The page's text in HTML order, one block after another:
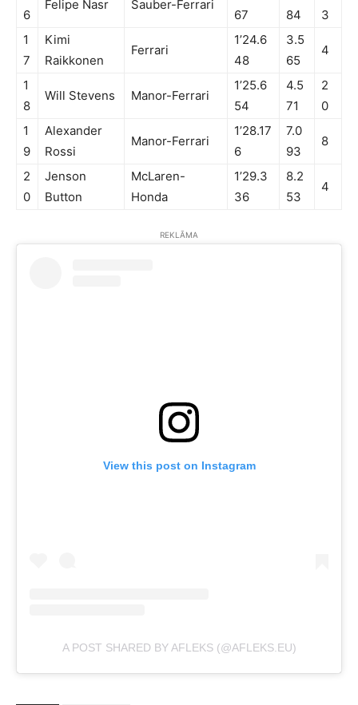
6
Felipe Nasr Sauber-Ferrari
67
84
3
1
7
Kimi
Raikkonen
Ferrari
1’24.6
48
3.5
65
4
1
8
Will Stevens Manor-Ferrari
1’25.6
54
4.5
71
2
0
1
9
Alexander
Rossi
Manor-Ferrari
1’28.17
6
7.0
93
8
2
0
Jenson
Button
McLaren-
Honda
1’29.3
36
8.2
53
4
REKLĀMA
View this post on Instagram
A POST SHARED BY AFLEKS (@AFLEKS.EU)